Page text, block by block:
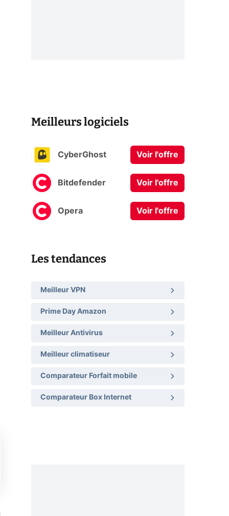
Meilleurs logiciels
CyberGhost Voir l'offre
Bitdefender Voir l'offre
Opera Voir l'offre
Les tendances
Meilleur VPN
Prime Day Amazon
Meilleur Antivirus
Meilleur climatiseur
Comparateur Forfait mobile
Comparateur Box Internet